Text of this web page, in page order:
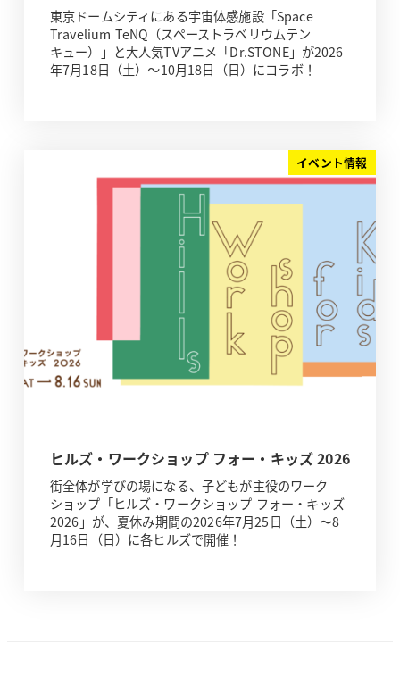
東京ドームシティにある宇宙体感施設「Space
Travelium TeNQ（スペーストラベリウムテン
キュー）」と大人気TVアニメ「Dr.STONE」が2026
年7月18日（土）～10月18日（日）にコラボ！
イベント情報
ヒルズ・ワークショップ フォー・キッズ 2026
街全体が学びの場になる、子どもが主役のワーク
ショップ「ヒルズ・ワークショップ フォー・キッズ
2026」が、夏休み期間の2026年7月25日（土）〜8
月16日（日）に各ヒルズで開催！